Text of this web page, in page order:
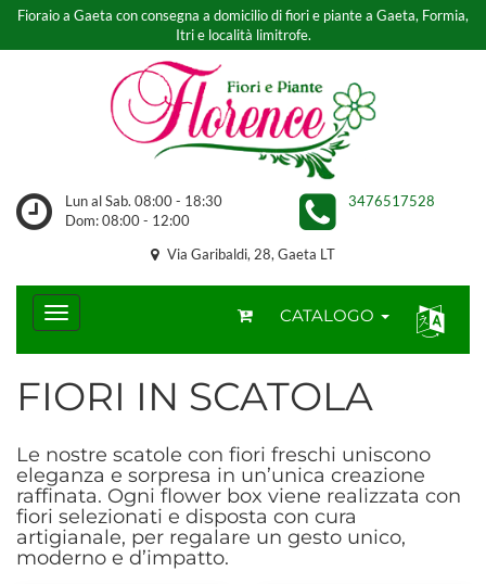
Fioraio a Gaeta con consegna a domicilio di fiori e piante a Gaeta, Formia,
Itri e località limitrofe.
Lun al Sab. 08:00 - 18:30
Dom: 08:00 - 12:00
3476517528
Via Garibaldi, 28, Gaeta LT
CATALOGO
FIORI IN SCATOLA
Le nostre scatole con fiori freschi uniscono
eleganza e sorpresa in un’unica creazione
raffinata. Ogni flower box viene realizzata con
fiori selezionati e disposta con cura
artigianale, per regalare un gesto unico,
moderno e d’impatto.